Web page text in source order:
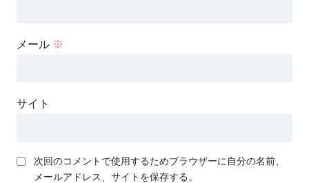
メール ※
サイト
次回のコメントで使用するためブラウザーに自分の名前、
メールアドレス、サイトを保存する。